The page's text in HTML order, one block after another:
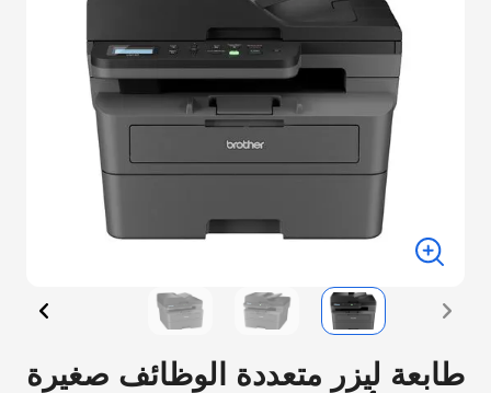
طابعة ليزر متعددة الوظائف صغيرة